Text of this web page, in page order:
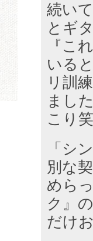
続い
とギ
『こ
いる
リ訓
まし
こり
「シ
別な
めら
ク』
だけ